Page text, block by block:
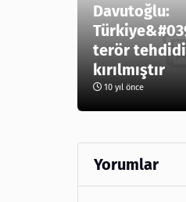
Davutoğlu:
terör
kırılmıştır
10 yıl önce
Yorumlar